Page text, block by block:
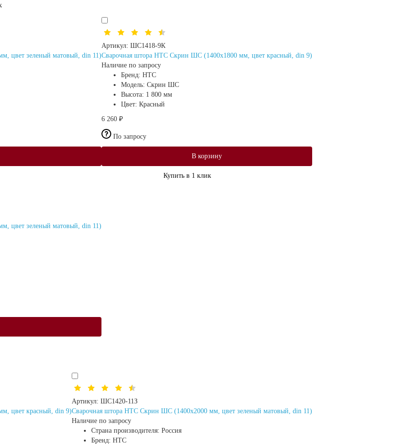
цвет зеленый матовый, din 11)
Артикул: ШС1418-9К
Сварочная штора HTC Скрин ШС (1400х1800 мм, цвет красный, din 9)
Наличие по запросу
Бренд: HTC
Модель: Скрин ШС
Высота: 1 800 мм
Цвет: Красный
6 260 ₽
По запросу
В корзину
Купить в 1 клик
цвет зеленый матовый, din 11)
цвет красный, din 9)
Артикул: ШС1420-11З
Сварочная штора HTC Скрин ШС (1400х2000 мм, цвет зеленый матовый, din 11)
Наличие по запросу
Страна производителя: Россия
Бренд: HTC